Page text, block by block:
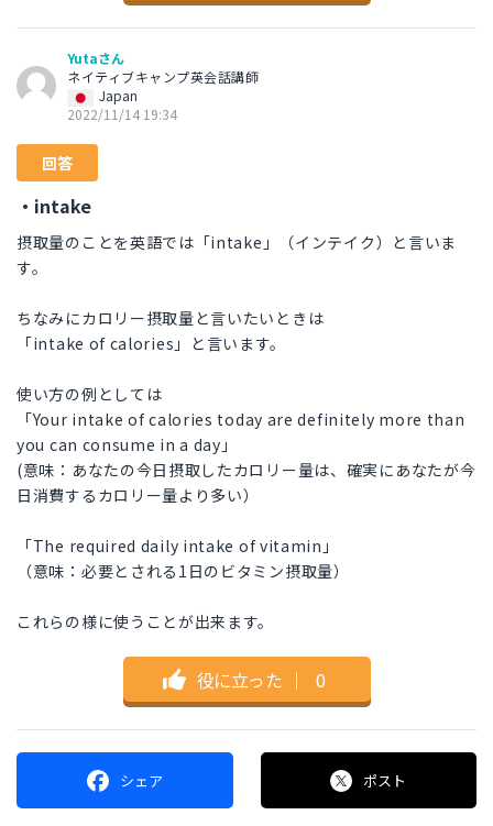
Yutaさん
ネイティブキャンプ英会話講師
Japan
2022/11/14 19:34
回答
・intake
摂取量のことを英語では「intake」（インテイク）と言いま
す。
ちなみにカロリー摂取量と言いたいときは
「intake of calories」と言います。
使い方の例としては
「Your intake of calories today are definitely more than
you can consume in a day」
(意味：あなたの今日摂取したカロリー量は、確実にあなたが今
日消費するカロリー量より多い）
「The required daily intake of vitamin」
（意味：必要とされる1日のビタミン摂取量）
これらの様に使うことが出来ます。
役に立った ｜ 0
シェア ポスト